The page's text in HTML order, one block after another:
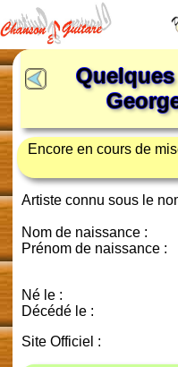
Encore en cours de
Artiste connu sous le
Nom de naissance :
Prénom de naissance :
Né le :
Décédé le :
Site Officiel :